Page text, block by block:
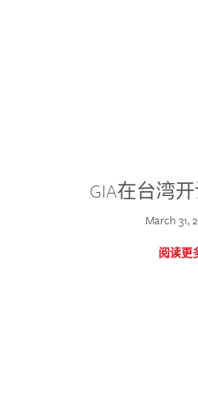
GIA在台湾
March 31,
阅读更